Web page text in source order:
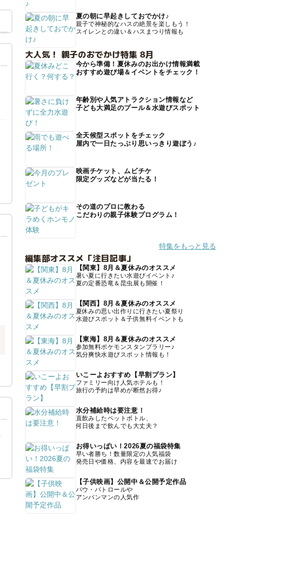
夏の朝に早起きしておでかけ♪
親子で神秘的なハスの絶景を楽しもう！
スイレンとの違い＆ハスまつり情報も
大人気！ 親子のおでかけ特集 8月
今から準備！夏休みのお出かけ情報満載
おすすめ遊び場＆イベントをチェック！
年齢別や人気アトラクション情報など
子ども大満足のプール＆水遊びスポット
全天候型スポットをチェック
屋内で一日たっぷり思いっきり遊ぼう♪
映画チケット、ムビチケ
限定グッズなどが当たる！
その道のプロに教わる
こだわりの親子体験プログラム！
特集をもっと見る
編集部オススメ「注目記事」
【関東】8月＆夏休みのオススメ
暑い夏に行きたい水遊びイベント♪
夏の定番恐竜＆昆虫展も開催！
【関西】8月＆夏休みのオススメ
夏休みの思い出作りに行きたい夏祭り
水遊びスポット＆子供無料イベントも
【東海】8月＆夏休みのオススメ
参加無料ポケモンスタンプラリー♪
気分爽快水遊びスポット情報も！
いこーよおすすめ【早割プラン】
ファミリー向け人気ホテルも！
旅行の予約は早めが断然お得♪
水分補給時は要注意！
直飲みしたペットボトル、
何日後まで飲んでも大丈夫？
お得いっぱい！2026夏の福袋特集
早い者勝ち！数量限定の人気福袋
発売日や価格、内容を最速でお届け
【子供映画】公開中＆公開予定作品
パウ・パトロールや
アンパンマンの人気作